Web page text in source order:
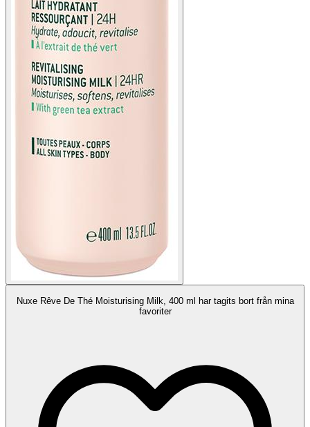
Nuxe Rêve De Thé Moisturising Milk, 400 ml har tagits bort från mina
favoriter